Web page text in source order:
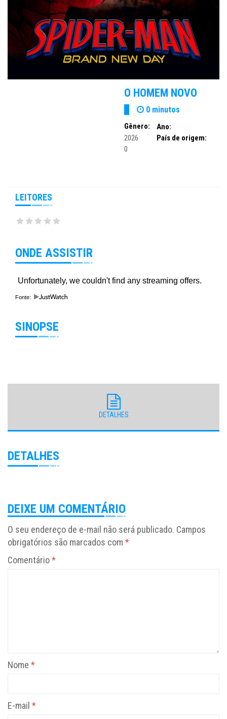
O HOMEM NOVO
0 minutos
Gênero:
Ano:
2026
País de origem:
0
LEITORES
ONDE ASSISTIR
Fonte:
SINOPSE
DETALHES
DETALHES
DEIXE UM COMENTÁRIO
O seu endereço de e-mail não será publicado. Campos
obrigatórios são marcados com *
Comentário*
Nome *
E-mail *